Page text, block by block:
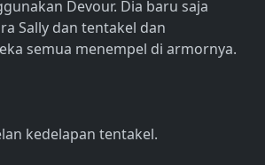
Devour. Dia baru saja
Sally dan tentakel dan
semua menempel di armornya.
kedelapan tentakel.